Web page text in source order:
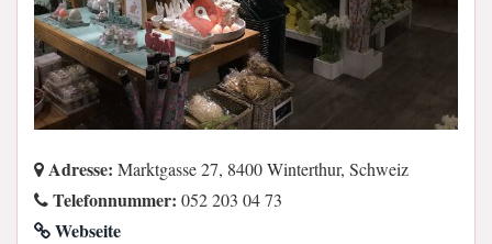
Adresse: Marktgasse 27, 8400 Winterthur, Schweiz
Telefonnummer: 052 203 04 73
Webseite